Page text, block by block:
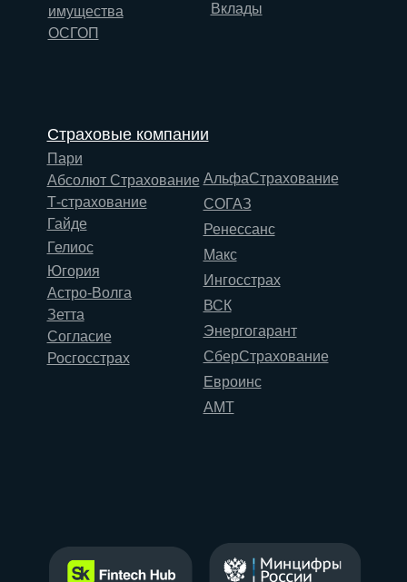
АльфаСтрахование
СОГАЗ
Ренессанс
Макс
Ингосстрах
ВСК
Энергогарант
СберСтрахование
Евроинс
АМТ
Страховые компании
Пари
Абсолют Страхование
Т-страхование
Гайде
Гелиос
Югория
Астро-Волга
Зетта
Согласие
Росгосстрах
Вклады
имущества
ОСГОП